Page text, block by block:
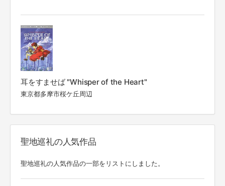
耳をすませば "Whisper of the Heart"
東京都多摩市桜ケ丘周辺
聖地巡礼の人気作品
聖地巡礼の人気作品の一部をリストにしました。